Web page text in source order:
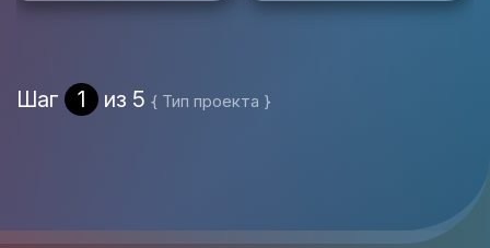
Шаг 1 из 5 { Тип проекта }